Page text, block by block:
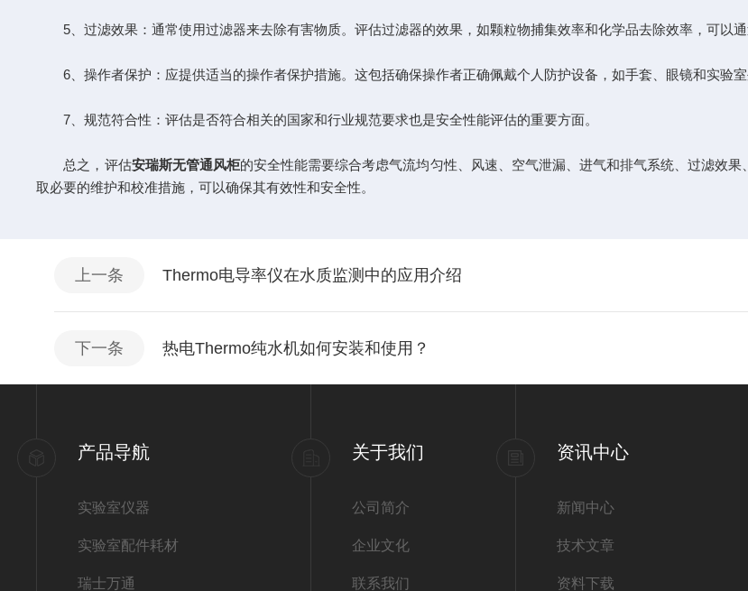
5、过滤效果：通常使用过滤器来去除有害物质。评估过滤器的效果，如颗粒物捕集效率和化学品去除效率，可以通
6、操作者保护：应提供适当的操作者保护措施。这包括确保操作者正确佩戴个人防护设备，如手套、眼镜和实验室
7、规范符合性：评估是否符合相关的国家和行业规范要求也是安全性能评估的重要方面。
总之，评估安瑞斯无管通风柜的安全性能需要综合考虑气流均匀性、风速、空气泄漏、进气和排气系统、过滤效
取必要的维护和校准措施，可以确保其有效性和安全性。
上一条 Thermo电导率仪在水质监测中的应用介绍
下一条 热电Thermo纯水机如何安装和使用？
产品导航
实验室仪器
实验室配件耗材
瑞士万通
关于我们
公司简介
企业文化
联系我们
资讯中心
新闻中心
技术文章
资料下载